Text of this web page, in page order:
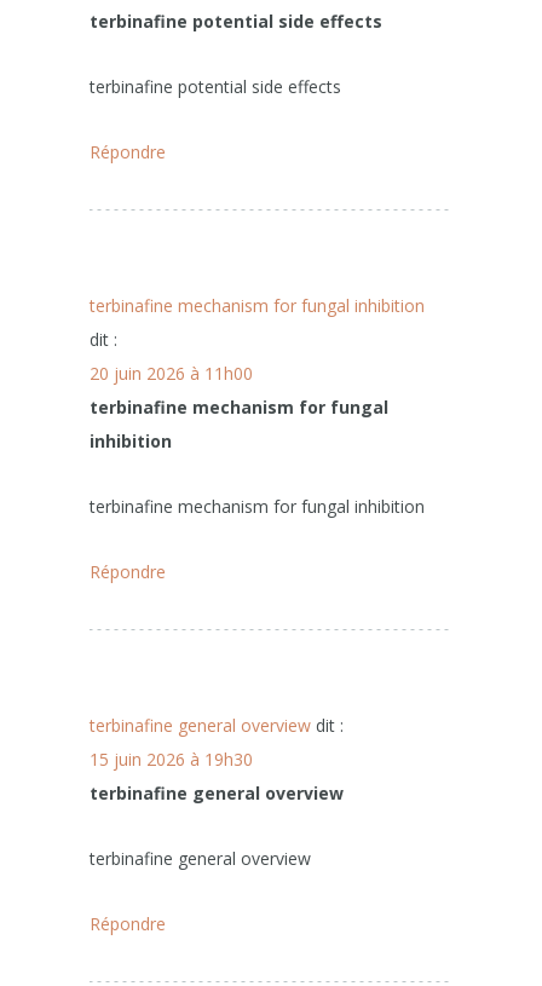
terbinafine potential side effects
terbinafine potential side effects
Répondre
terbinafine mechanism for fungal inhibition
dit :
20 juin 2026 à 11h00
terbinafine mechanism for fungal
inhibition
terbinafine mechanism for fungal inhibition
Répondre
terbinafine general overview dit :
15 juin 2026 à 19h30
terbinafine general overview
terbinafine general overview
Répondre